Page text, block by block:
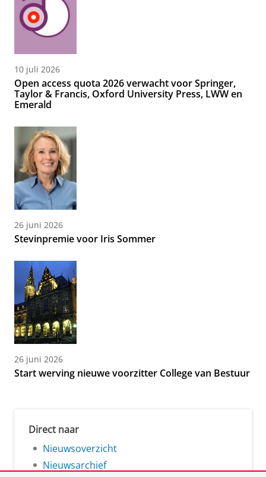
10 juli 2026
Open access quota 2026 verwacht voor Springer,
Taylor & Francis, Oxford University Press, LWW en
Emerald
26 juni 2026
Stevinpremie voor Iris Sommer
26 juni 2026
Start werving nieuwe voorzitter College van Bestuur
Direct naar
Nieuwsoverzicht
Nieuwsarchief